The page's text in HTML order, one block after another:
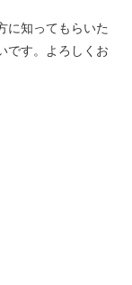
に知ってもらいた
です。よろしくお